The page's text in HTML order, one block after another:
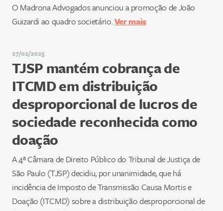
O Madrona Advogados anunciou a promoção de João
Guizardi ao quadro societário.Ver mais
27/02/2025
TJSP mantém cobrança de
ITCMD em distribuição
desproporcional de lucros de
sociedade reconhecida como
doação
A 4ª Câmara de Direito Público do Tribunal de Justiça de
São Paulo (TJSP) decidiu, por unanimidade, que há
incidência de Imposto de Transmissão Causa Mortis e
Doação (ITCMD) sobre a distribuição desproporcional de